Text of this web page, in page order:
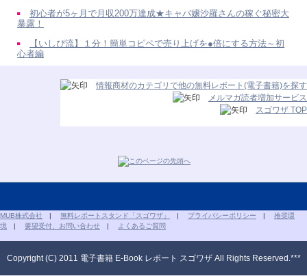
初心者が5ヶ月で月収200万達成★キャバ嬢沙羅さんの稼ぐ秘密大
暴露！
【いしぴ流】１分！簡単コピペで売り上げを●倍にする方法～初
心者編
情報商材のカテゴリで他の無料レポート(電子書籍)を探す
メルマガ読者増加サービス
スゴワザ TOP
MUB株式会社 | 無料レポートスタンド「スゴワザ」 | プライバシーポリシー | 推奨環
境 | 要望受付、お問い合わせ | よくあるご質問
Copyright (C) 2011 電子書籍 E-Book レポート スゴワザ All Rights Reserved.***